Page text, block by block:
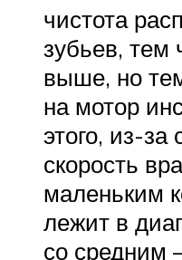
чистота
зубьев, тем
выше, но
на мотор
этого, из-за
скорость
маленьким
лежит в
со средним